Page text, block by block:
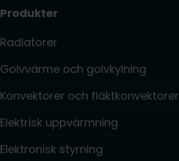
Produkter
Radiatorer
Golvvärme och golvkylning
Konvektorer och fläktkonvektorer
Elektrisk uppvärmning
Elektronisk styrning